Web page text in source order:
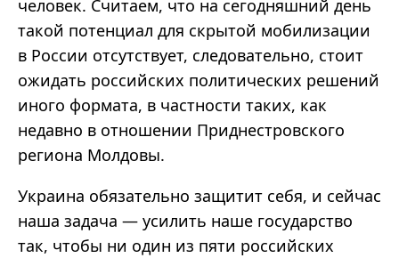
человек. Считаем, что на сегодняшний день
такой потенциал для скрытой мобилизации
в России отсутствует, следовательно, стоит
ожидать российских политических решений
иного формата, в частности таких, как
недавно в отношении Приднестровского
региона Молдовы.
Украина обязательно защитит себя, и сейчас
наша задача — усилить наше государство
так, чтобы ни один из пяти российских